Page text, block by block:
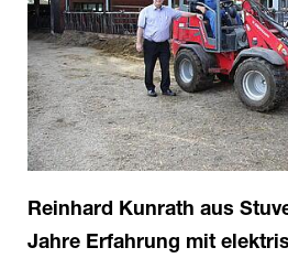
Reinhard Kunrath aus
Jahre Erfahrung mit